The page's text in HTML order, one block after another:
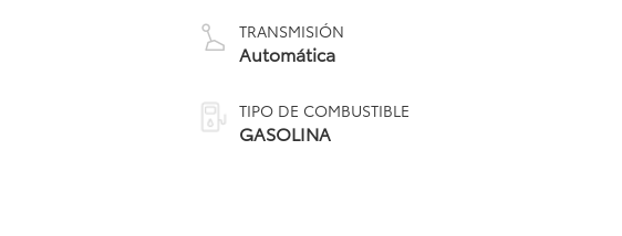
TRANSMISIÓN
Automática
TIPO DE COMBUSTIBLE
GASOLINA